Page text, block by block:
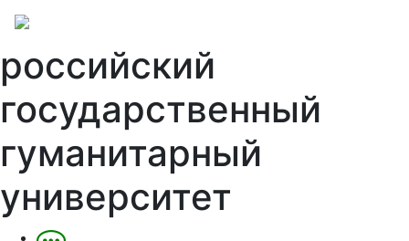
российский
государственный
гуманитарный
университет